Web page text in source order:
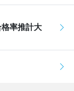
率推計大